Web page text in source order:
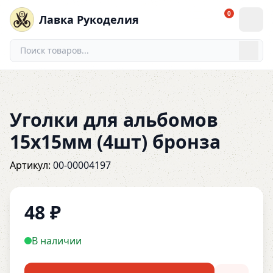
Лавка Рукоделия 0
Уголки для альбомов
15х15мм (4шт) бронза
Артикул: 00-00004197
48 ₽
В наличии